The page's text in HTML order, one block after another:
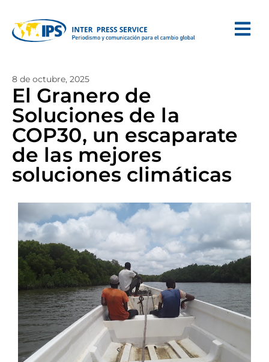
8 de octubre, 2025
El Granero de
Soluciones de la
COP30, un escaparate
de las mejores
soluciones climáticas